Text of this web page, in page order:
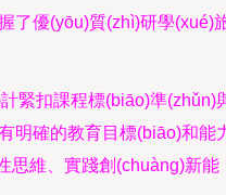
了優(yōu)質(zhì)研學(xué)
緊扣課程標(biāo)準(zhǔn)
明確的教育目標(biāo)和能
思維、實踐創(chuàng)新能